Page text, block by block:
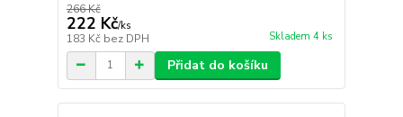
266 Kč
222 Kč/ks
183 Kč bez DPH Skladem 4 ks
Přidat do košíku